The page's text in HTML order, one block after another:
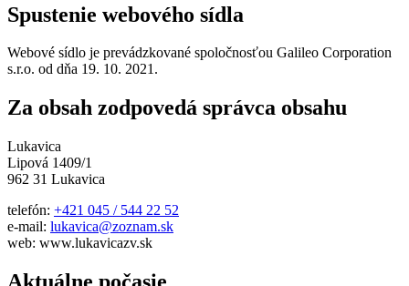
Spustenie webového sídla
Webové sídlo je prevádzkované spoločnosťou Galileo Corporation
s.r.o. od dňa 19. 10. 2021.
Za obsah zodpovedá správca obsahu
Lukavica
Lipová 1409/1
962 31 Lukavica
telefón: +421 045 / 544 22 52
e-mail: lukavica@zoznam.sk
web: www.lukavicazv.sk